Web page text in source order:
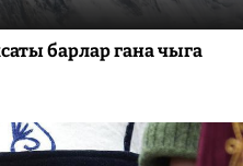
барлар гана чыга